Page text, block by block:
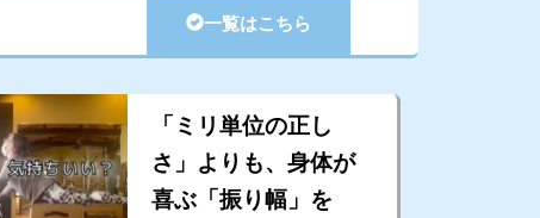
一覧はこちら
「ミリ単位の正し
さ」よりも、身体が
喜ぶ「振り幅」を